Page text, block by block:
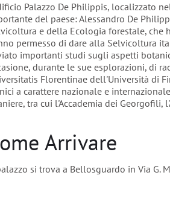
Palazzo De Philippis, localizzato
del paese: Alessandro De
e della Ecologia forestale, che
permesso di dare alla Selvicoltura
importanti studi sugli aspetti
durante le sue esplorazioni, di
Florentinae dell'Università di
a carattere nazionale e
tra cui l'Accademia dei Georgofili,
Arrivare
si trova a Bellosguardo in Via G.